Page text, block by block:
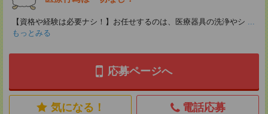
【資格や経験は必要ナシ！】お任せするのは、医療器具の洗浄やシ ...
もっとみる
応募ページへ
気になる！ 電話応募